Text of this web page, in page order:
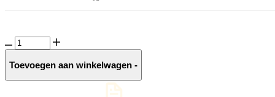
Schellevis
oud
hollandse
Toevoegen aan winkelwagen -